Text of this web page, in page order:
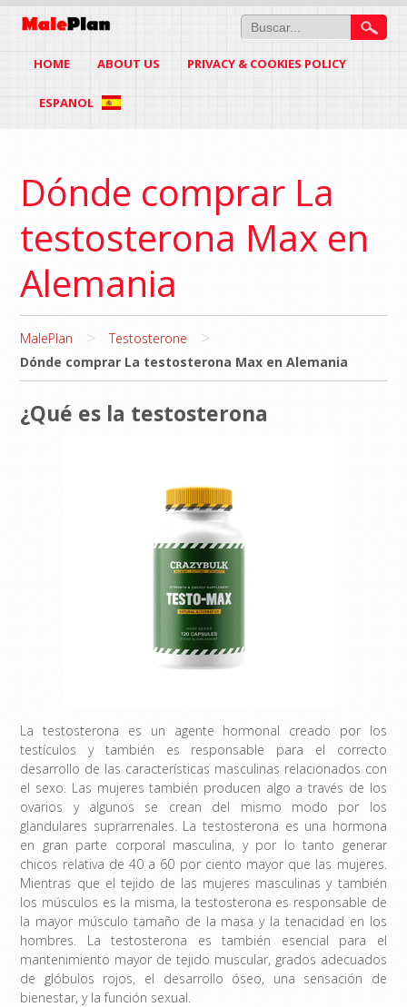
HOME ABOUT US PRIVACY & COOKIES POLICY
ESPANOL
Dónde comprar La
testosterona Max en
Alemania
MalePlan > Testosterone >
Dónde comprar La testosterona Max en Alemania
¿Qué es la testosterona
La testosterona es un agente hormonal creado por los
testículos y también es responsable para el correcto
desarrollo de las características masculinas relacionados con
el sexo. Las mujeres también producen algo a través de los
ovarios y algunos se crean del mismo modo por los
glandulares suprarrenales. La testosterona es una hormona
en gran parte corporal masculina, y por lo tanto generar
chicos relativa de 40 a 60 por ciento mayor que las mujeres.
Mientras que el tejido de las mujeres masculinas y también
los músculos es la misma, la testosterona es responsable de
la mayor músculo tamaño de la masa y la tenacidad en los
hombres. La testosterona es también esencial para el
mantenimiento mayor de tejido muscular, grados adecuados
de glóbulos rojos, el desarrollo óseo, una sensación de
bienestar, y la función sexual.